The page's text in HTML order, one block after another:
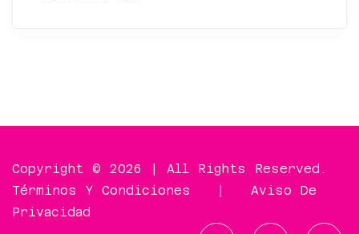
Copyright © 2026 | All Rights Reserved.
Términos Y Condiciones
Aviso De
Privacidad